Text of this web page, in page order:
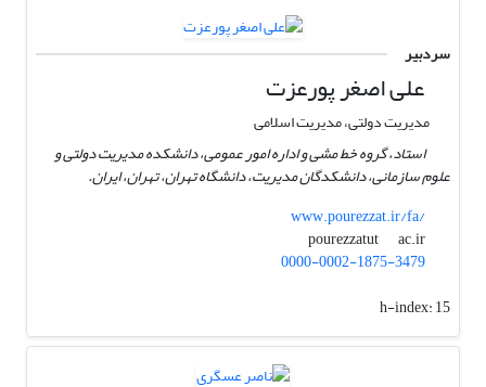
سردبیر
علی اصغر پورعزت
مدیریت دولتی، مدیریت اسلامی
استاد، گروه خط مشی و اداره امور عمومی، دانشکده مدیریت دولتی و
علوم سازمانی، دانشکدگان مدیریت، دانشگاه تهران، تهران، ایران.
www.pourezzat.ir/fa/
pourezzatut
ac.ir
0000-0002-1875-3479
h-index:15